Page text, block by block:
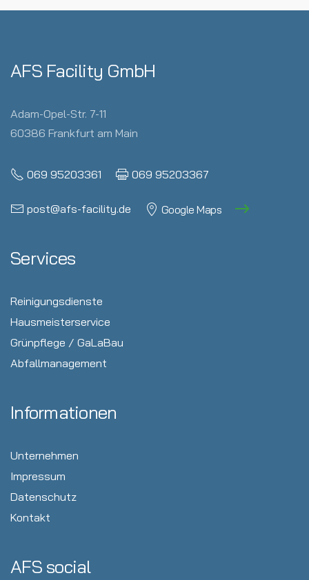
AFS Facility GmbH
Adam-Opel-Str. 7-11
60386 Frankfurt am Main
069 95203361 069 95203367
post@afs-facility.de Google Maps
Services
Reinigungsdienste
Hausmeisterservice
Grünpflege / GaLaBau
Abfallmanagement
Informationen
Unternehmen
Impressum
Datenschutz
Kontakt
AFS social